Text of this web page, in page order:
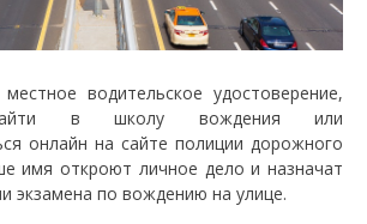
водительское удостоверение,
в школу вождения или
онлайн на сайте полиции дорожного
имя откроют личное дело и назначат
экзамена по вождению на улице.